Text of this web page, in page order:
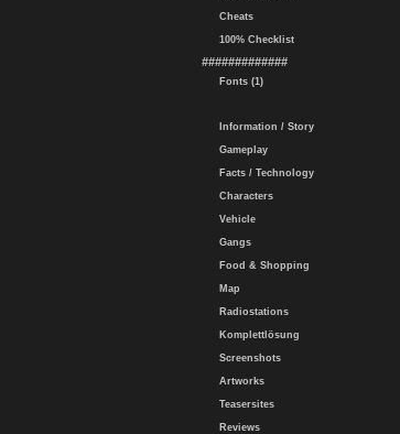
Cheats
100% Checklist
#############
Fonts (1)
Information / Story
Gameplay
Facts / Technology
Characters
Vehicle
Gangs
Food & Shopping
Map
Radiostations
Komplettlösung
Screenshots
Artworks
Teasersites
Reviews